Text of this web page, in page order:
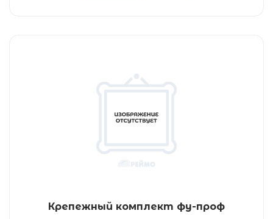
Крепежный комплект фу-проф